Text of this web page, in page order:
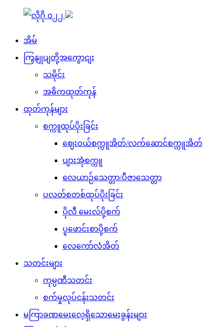
အိမ်
ကြှနျုပျတို့အကွောငျး
သမိုင်း
အဓိကထုတ်ကုန်
ထုတ်ကုန်များ
စက္ကူထုပ်ပိုးခြင်း
ဈေးဝယ်စက္ကူအိတ်/လက်ဆောင်စက္ကူအိတ်
ပျားအုံစက္ကူ
လေယာဉ်သေတ္တာ/ပီဇာသေတ္တာ
ပလတ်စတစ်ထုပ်ပိုးခြင်း
ပိုလီ မေးလ်ပို့စက်
ပူဖောင်းစာပို့စက်
လေကော်လံအိတ်
သတင်းများ
ကုမ္ပဏီသတင်း
စက်မှုလုပ်ငန်းသတင်း
မကြာခဏမေးလေ့ရှိသောမေးခွန်းများ